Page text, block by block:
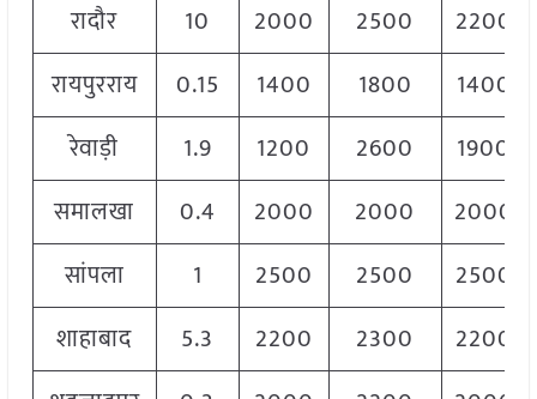
रादौर
10 2000 2500
2200
रायपुरराय
0.15 1400 1800
1400
रेवाड़ी
1.9 1200 2600
1900
समालखा
0.4 2000 2000
2000
सांपला
1 2500 2500
2500
शाहाबाद
5.3 2200 2300
2200